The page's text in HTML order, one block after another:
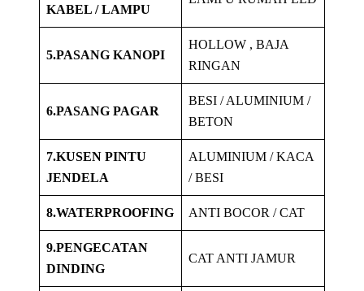
KABEL / LAMPU
5.PASANG KANOPI
HOLLOW , BAJA
RINGAN
6.PASANG PAGAR
BESI / ALUMINIUM /
BETON
7.KUSEN PINTU
JENDELA
ALUMINIUM / KACA
/ BESI
8.WATERPROOFING ANTI BOCOR / CAT
9.PENGECATAN
DINDING
CAT ANTI JAMUR